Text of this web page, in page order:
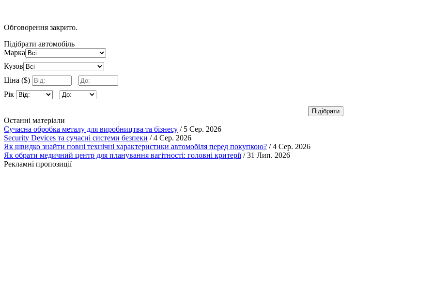
Обговорення закрито.
Підібрати автомобіль
Марка
Кузов
Ціна ($)
Рік
Останні матеріали
Сучасна обробка металу для виробництва та бізнесу / 5 Сер. 2026
Security Devices та сучасні системи безпеки / 4 Сер. 2026
Як швидко знайти повні технічні характеристики автомобіля перед покупкою? / 4 Сер. 2026
Як обрати медичний центр для планування вагітності: головні критерії/ 31 Лип. 2026
Рекламні пропозиції